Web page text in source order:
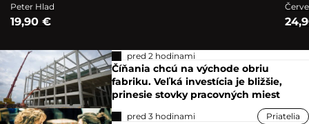
Peter Hlad
19,90 €
pred 2 hodinami
Číňania chcú na východe obriu
fabriku. Veľká investícia je bližšie,
prinesie stovky pracovných miest
pred 3 hodinami Priatelia